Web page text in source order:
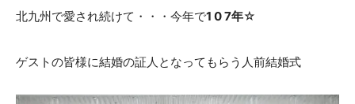
REPORT DRESS
北九州で愛され続けて・・・今年で1 0 7年☆
ゲストの皆様に結婚の証人となってもらう人前結婚式